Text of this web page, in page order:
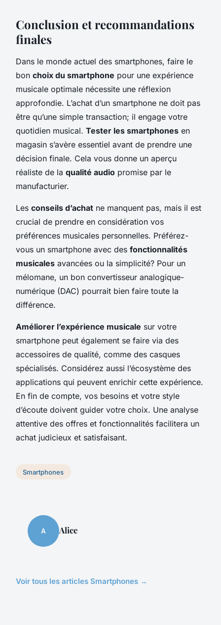
Conclusion et recommandations
finales
Dans le monde actuel des smartphones, faire le
bon choix du smartphone pour une expérience
musicale optimale nécessite une réflexion
approfondie. L’achat d’un smartphone ne doit pas
être qu’une simple transaction; il engage votre
quotidien musical. Tester les smartphones en
magasin s’avère essentiel avant de prendre une
décision finale. Cela vous donne un aperçu
réaliste de la qualité audio promise par le
manufacturier.
Les conseils d’achat ne manquent pas, mais il est
crucial de prendre en considération vos
préférences musicales personnelles. Préférez-
vous un smartphone avec des fonctionnalités
musicales avancées ou la simplicité? Pour un
mélomane, un bon convertisseur analogique-
numérique (DAC) pourrait bien faire toute la
différence.
Améliorer l’expérience musicale sur votre
smartphone peut également se faire via des
accessoires de qualité, comme des casques
spécialisés. Considérez aussi l’écosystème des
applications qui peuvent enrichir cette expérience.
En fin de compte, vos besoins et votre style
d’écoute doivent guider votre choix. Une analyse
attentive des offres et fonctionnalités facilitera un
achat judicieux et satisfaisant.
Smartphones
A Alice
Voir tous les articles Smartphones →